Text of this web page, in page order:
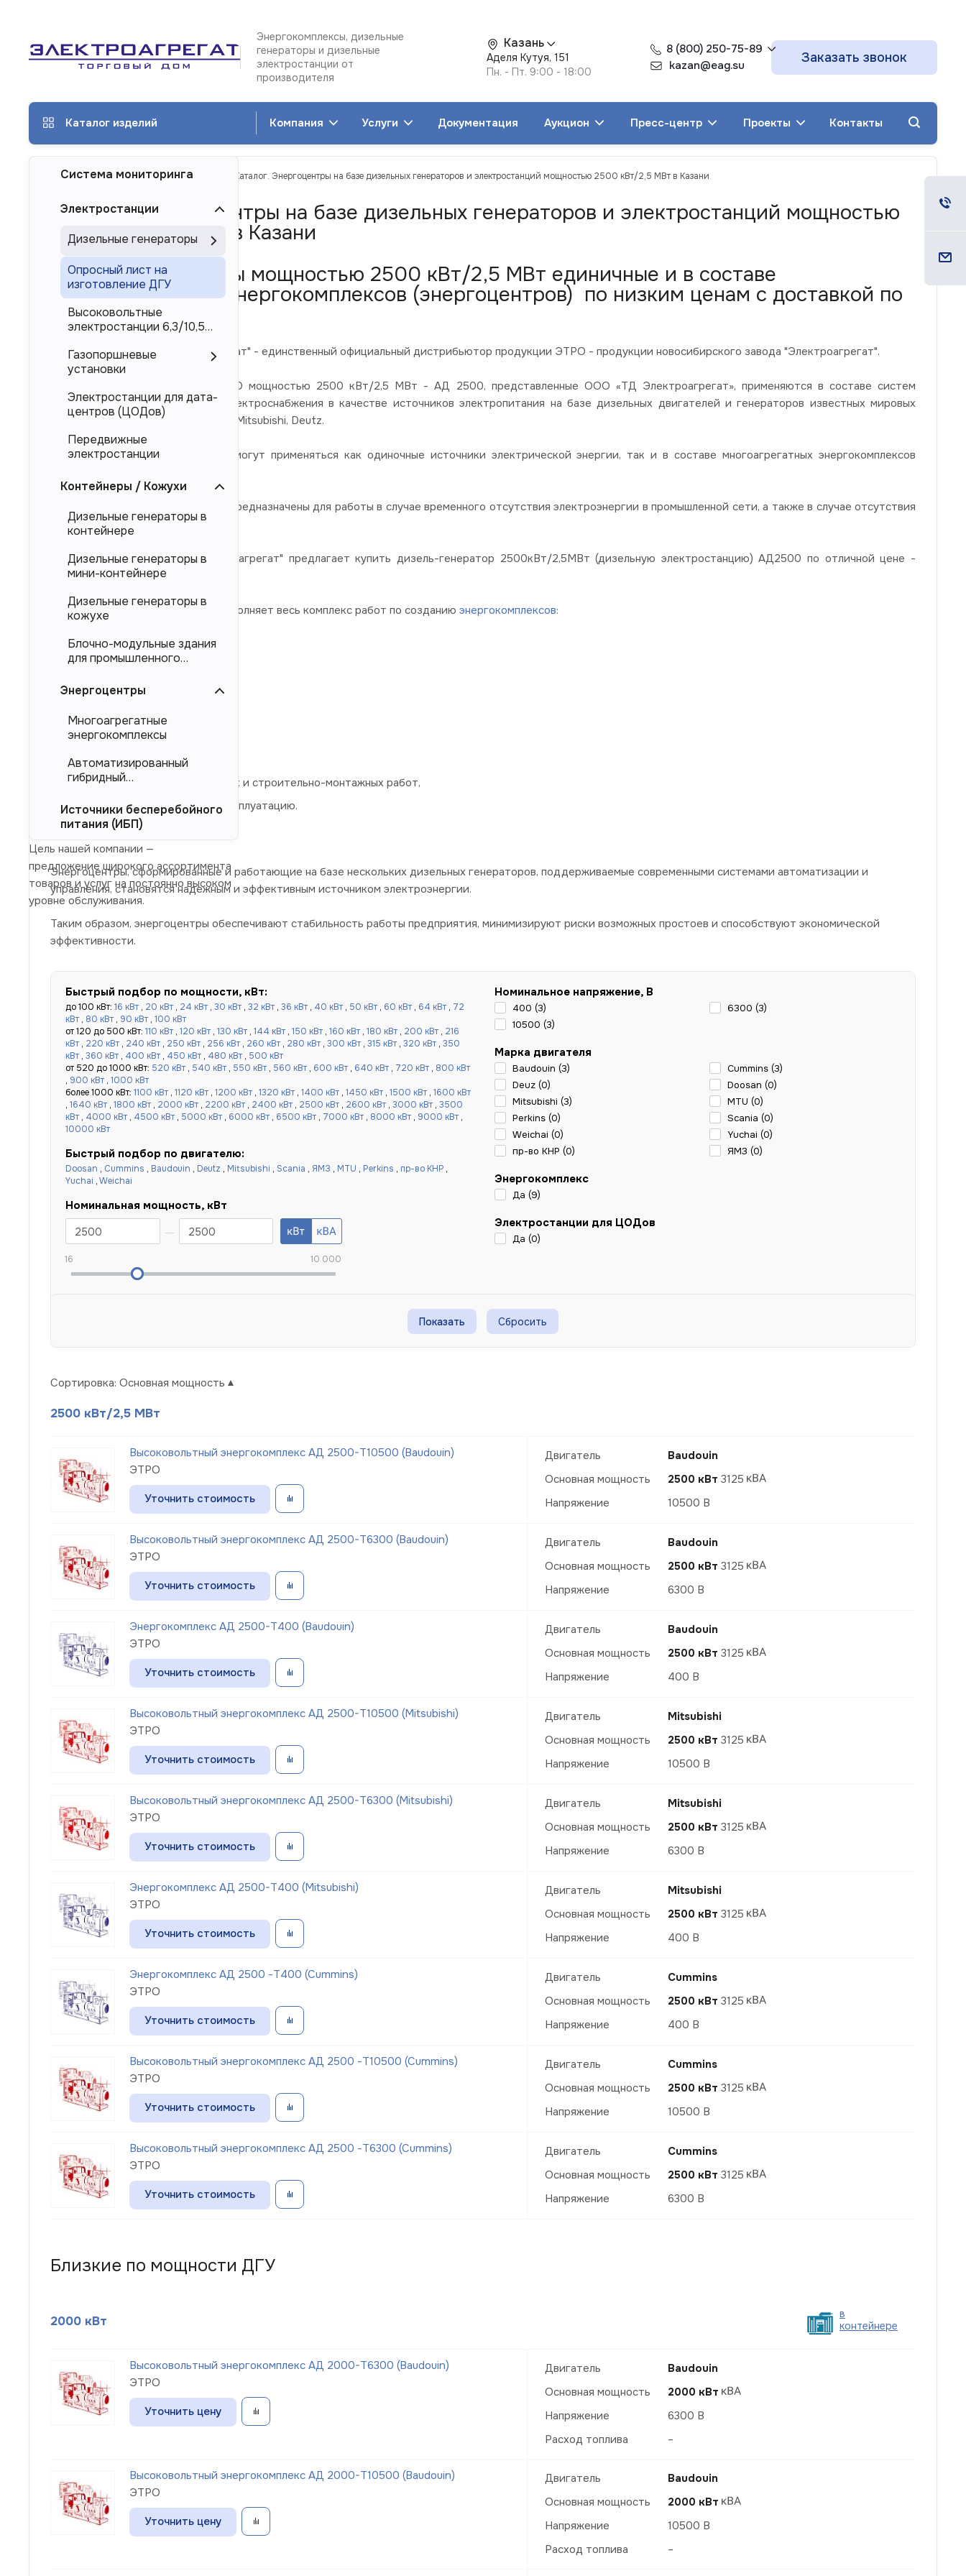
Энергокомплексы, дизельные
генераторы и дизельные
электростанции от
производителя
Казань
Аделя Кутуя, 151
Пн. - Пт. 9:00 - 18:00
8 (800) 250-75-89
kazan@eag.su
Заказать звонок
Каталог изделий Компания Услуги Документация Аукцион Пресс-центр Проекты Контакты
ТД Электроагрегат Каталог изделий Каталог. Энергоцентры на базе дизельных генераторов и электростанций мощностью 2500 кВт/2,5 МВт в Казани
Каталог. Энергоцентры на базе дизельных генераторов и электростанций мощностью
2500 кВт/2,5 МВт в Казани
Дизель-генераторы мощностью 2500 кВт/2,5 МВт единичные и в составе
многоагрегатных энергокомплексов (энергоцентров) по низким ценам с доставкой по
России
ООО "Торговый Дом Электроагрегат" - единственный официальный дистрибьютор продукции ЭТРО - продукции новосибирского завода "Электроагрегат".
Дизельные электростанции ЭТРО мощностью 2500 кВт/2,5 МВт - АД 2500, представленные ООО «ТД Электроагрегат», применяются в составе систем
гарантированного (резервного) электроснабжения в качестве источников электропитания на базе дизельных двигателей и генераторов известных мировых
брендов Cummins, Perkins, Doosan, Mitsubishi, Deutz.
Дизель-генераторные установки могут применяться как одиночные источники электрической энергии, так и в составе многоагрегатных энергокомплексов
Представленные в каталоге ДЭС предназначены для работы в случае временного отсутствия электроэнергии в промышленной сети, а также в случае отсутствия
магистральных электросетей.
Компания "Торговый Дом Электроагрегат" предлагает купить дизель-генератор 2500кВт/2,5МВт (дизельную электростанцию) АД2500 по отличной цене -
напрямую от производителя.
Компания "ТД Электроагрегат" выполняет весь комплекс работ по созданию энергокомплексов:
обследование объекта,
проектирование,
подбор оборудования,
испытания,
доставка на объект,
проведение пусконаладочных и строительно-монтажных работ,
передача энергомодуля в эксплуатацию.
Энергоцентры, сформированные и работающие на базе нескольких дизельных генераторов, поддерживаемые современными системами автоматизации и
управления, становятся надежным и эффективным источником электроэнергии.
Таким образом, энергоцентры обеспечивают стабильность работы предприятия, минимизируют риски возможных простоев и способствуют экономической
эффективности.
Быстрый подбор по мощности, кВт:
до 100 кВт: 16 кВт , 20 кВт , 24 кВт , 30 кВт , 32 кВт , 36 кВт , 40 кВт , 50 кВт , 60 кВт , 64 кВт , 72
кВт , 80 кВт , 90 кВт , 100 кВт
от 120 до 500 кВт: 110 кВт , 120 кВт , 130 кВт , 144 кВт , 150 кВт , 160 кВт , 180 кВт , 200 кВт , 216
кВт , 220 кВт , 240 кВт , 250 кВт , 256 кВт , 260 кВт , 280 кВт , 300 кВт , 315 кВт , 320 кВт , 350
кВт , 360 кВт , 400 кВт , 450 кВт , 480 кВт , 500 кВт
от 520 до 1000 кВт: 520 кВт , 540 кВт , 550 кВт , 560 кВт , 600 кВт , 640 кВт , 720 кВт , 800 кВт
, 900 кВт , 1000 кВт
более 1000 кВт: 1100 кВт , 1120 кВт , 1200 кВт , 1320 кВт , 1400 кВт , 1450 кВт , 1500 кВт , 1600 кВт
, 1640 кВт , 1800 кВт , 2000 кВт , 2200 кВт , 2400 кВт , 2500 кВт , 2600 кВт , 3000 кВт , 3500
кВт , 4000 кВт , 4500 кВт , 5000 кВт , 6000 кВт , 6500 кВт , 7000 кВт , 8000 кВт , 9000 кВт ,
10000 кВт
Быстрый подбор по двигателю:
Doosan , Cummins , Baudouin , Deutz , Mitsubishi , Scania , ЯМЗ , MTU , Perkins , пр-во КНР ,
Yuchai ,Weichai
Номинальная мощность, кВт
16 10 000
Номинальное напряжение, В
400 (3) 6300 (3)
10500 (3)
Марка двигателя
Baudouin (3) Cummins (3)
Deuz (0) Doosan (0)
Mitsubishi (3) MTU (0)
Perkins (0) Scania (0)
Weichai (0) Yuchai (0)
пр-во КНР (0) ЯМЗ (0)
Энергокомплекс
Да (9)
Электростанции для ЦОДов
Да (0)
Сбросить
Сортировка: Основная мощность
2500 кВт/2,5 МВт
Высоковольтный энергокомплекс АД 2500-Т10500 (Baudouin)
ЭТРО
Уточнить стоимость
Двигатель
Baudouin
Основная мощность
2500 кВт 3125
Напряжение
10500 В
Высоковольтный энергокомплекс АД 2500-Т6300 (Baudouin)
ЭТРО
Уточнить стоимость
Двигатель
Baudouin
Основная мощность
2500 кВт 3125
Напряжение
6300 В
Энергокомплекс АД 2500-Т400 (Baudouin)
ЭТРО
Уточнить стоимость
Двигатель
Baudouin
Основная мощность
2500 кВт 3125
Напряжение
400 В
Высоковольтный энергокомплекс АД 2500-Т10500 (Mitsubishi)
ЭТРО
Уточнить стоимость
Двигатель
Mitsubishi
Основная мощность
2500 кВт 3125
Напряжение
10500 В
Высоковольтный энергокомплекс АД 2500-Т6300 (Mitsubishi)
ЭТРО
Уточнить стоимость
Двигатель
Mitsubishi
Основная мощность
2500 кВт 3125
Напряжение
6300 В
Энергокомплекс АД 2500-Т400 (Mitsubishi)
ЭТРО
Уточнить стоимость
Двигатель
Mitsubishi
Основная мощность
2500 кВт 3125
Напряжение
400 В
Энергокомплекс АД 2500 -Т400 (Cummins)
ЭТРО
Уточнить стоимость
Двигатель
Cummins
Основная мощность
2500 кВт 3125
Напряжение
400 В
Высоковольтный энергокомплекс АД 2500 -Т10500 (Cummins)
ЭТРО
Уточнить стоимость
Двигатель
Cummins
Основная мощность
2500 кВт 3125
Напряжение
10500 В
Высоковольтный энергокомплекс АД 2500 -Т6300 (Cummins)
ЭТРО
Уточнить стоимость
Двигатель
Cummins
Основная мощность
2500 кВт 3125
Напряжение
6300 В
Близкие по мощности ДГУ
2000 кВт
в
контейнере
Высоковольтный энергокомплекс АД 2000-Т6300 (Baudouin)
ЭТРО
Уточнить цену
Двигатель
Baudouin
Основная мощность
2000 кВт
Напряжение
6300 В
Расход топлива
–
Высоковольтный энергокомплекс АД 2000-Т10500 (Baudouin)
ЭТРО
Уточнить цену
Двигатель
Baudouin
Основная мощность
2000 кВт
Напряжение
10500 В
Расход топлива
–
Система мониторинга
Электростанции
Дизельные генераторы
Опросный лист на
изготовление ДГУ
Высоковольтные
электростанции 6,3/10,5
Газопоршневые
установки
Электростанции для дата-
центров (ЦОДов)
Передвижные
электростанции
Контейнеры / Кожухи
Дизельные генераторы в
контейнере
Дизельные генераторы в
мини-контейнере
Дизельные генераторы в
кожухе
Блочно-модульные здания
для промышленного
оборудования (БМЗ)
Энергоцентры
Многоагрегатные
энергокомплексы
Автоматизированный
гибридный
Источники бесперебойного
питания (ИБП)
Цель нашей компании —
предложение широкого ассортимента
товаров и услуг на постоянно высоком
уровне обслуживания.